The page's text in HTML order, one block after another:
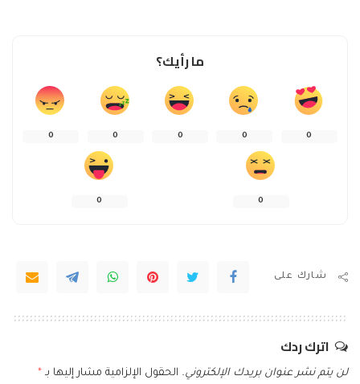
ما رأيك؟
0
0
0
0
0
0
0
شارك على
اترك ردك
لن يتم نشر عنوان بريدك الإلكتروني. الحقول الإلزامية مشار إليها بـ *